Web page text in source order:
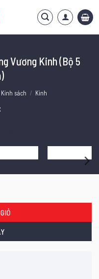
Vương Kinh (Bộ 5
Kinh sách / Kinh